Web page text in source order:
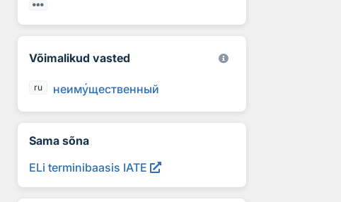
Võimalikud vasted
ru неимущественный
Sama sõna
ELi terminibaasis IATE